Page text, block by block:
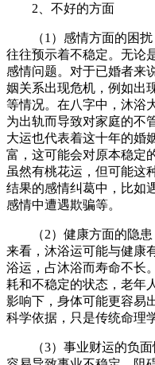
2、不好的方面
（1）感情方面的困
往往预示着不稳定。无论
感情问题。对于已婚者来
姻关系出现危机，例如出
等情况。在八字中，沐浴
为出轨而导致对家庭的不
大运也代表着这十年的婚
富，这可能会对原本稳定
虽然有桃花运，但可能这
结果的感情纠葛中，比如
感情中遭遇欺骗等。
（2）健康方面的隐
来看，沐浴运可能与健康
浴运，占沐浴而寿命不长
耗和不稳定的状态，老年
影响下，身体可能更容易
科学依据，只是传统命理
（3）事业财运的负